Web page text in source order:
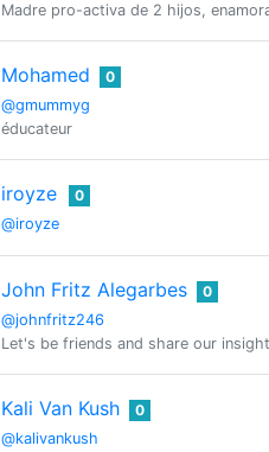
Madre pro-activa de 2 hijos,
Mohamed
@gmummyg
0
éducateur
iroyze
@iroyze
0
John Fritz Alegarbes
@johnfritz246
0
Let's be friends and share our
Kali Van Kush
@kalivankush
0